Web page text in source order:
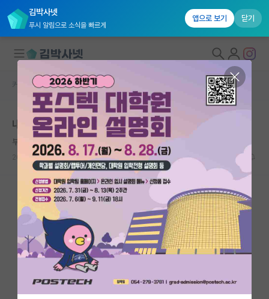
김박사넷
푸시 알림으로 소식을 빠르게
앱으로 보기 닫기
대학원생 모집
국내대학원 정보
연구실&오픈랩
커뮤니티
커뮤니티 홈
전체글보기
베스트 게시판
IF 명예의전당
자유 게시판(아무개랩)
커뮤니티 홈 자유 게시판(아무개랩)
내 팔자도 기구하다. 왜 사나 싶다
부지런한 피터 힉스
2023.07.14 5 2111